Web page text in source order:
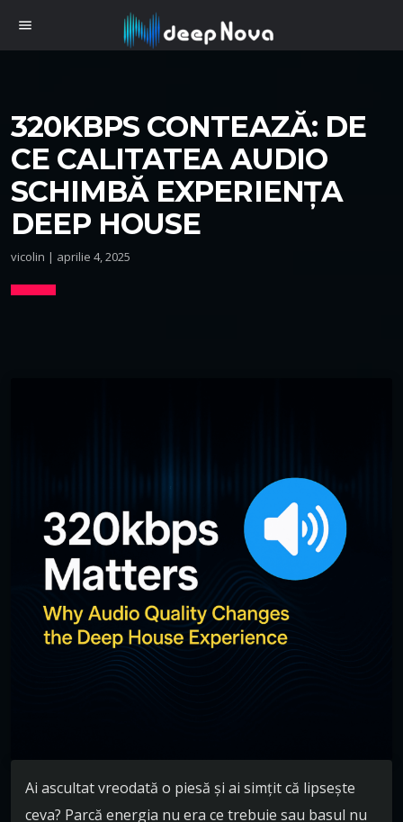
menu
320KBPS CONTEAZĂ: DE
CE CALITATEA AUDIO
SCHIMBĂ EXPERIENȚA
DEEP HOUSE
vicolin | aprilie 4, 2025
Ai ascultat vreodată o piesă și ai simțit că lipsește
ceva? Parcă energia nu era ce trebuie sau basul nu